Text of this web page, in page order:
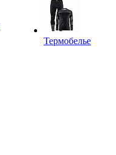
Термобелье